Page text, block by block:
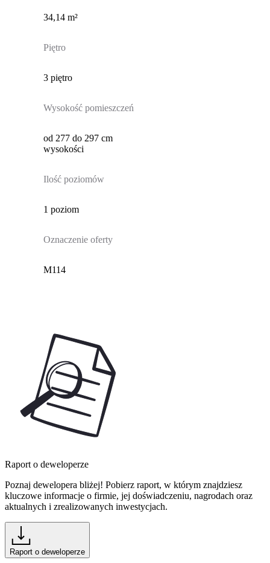
34,14 m²
Piętro
3 piętro
Wysokość pomieszczeń
od 277 do 297 cm
wysokości
Ilość poziomów
1 poziom
Oznaczenie oferty
M114
Raport o deweloperze
Poznaj dewelopera bliżej! Pobierz raport, w którym znajdziesz
kluczowe informacje o firmie, jej doświadczeniu, nagrodach oraz
aktualnych i zrealizowanych inwestycjach.
Raport o deweloperze